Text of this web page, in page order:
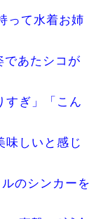
って水着お姉
であたシコが
すぎ」「こん
味しいと感じ
のシンカーを